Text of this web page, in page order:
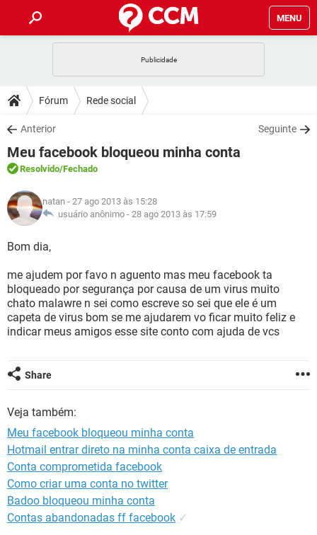
MENU
CELULAR
OUTLOOK
INSTAGRAM GMAIL
GUIA DE COMPRAS
DICAS
JOGOS
OUTLOOK
INSTAGRAM
GUIA DE COMPRAS
DOWNLOADS
JOGOS WHATSAPP
CELULAR
OUTLOOK
INSTAGRAM
GUIA DE COMPRAS
FÓRUM
JOGOS
CELULAR FACEBOOK
GUIA DE COMPRAS
GLOSSÁRIO
JOGOS
CELULAR
OUTLOOK EXCEL
INSTAGRAM
GUIA DE COMPRAS
Fórum Rede social
Anterior Seguinte
Meu facebook bloqueou minha conta
Resolvido/Fechado
natan - 27 ago 2013 às 15:28
usuário anônimo - 28 ago 2013 às 17:59
Bom dia,
me ajudem por favo n aguento mas meu facebook ta
bloqueado por segurança por causa de um virus muito
chato malawre n sei como escreve so sei que ele é um
capeta de virus bom se me ajudarem vo ficar muito feliz e
indicar meus amigos esse site conto com ajuda de vcs
Share
Veja também:
Meu facebook bloqueou minha conta
Hotmail entrar direto na minha conta caixa de entrada
Conta comprometida facebook
Como criar uma conta no twitter
Badoo bloqueou minha conta
Contas abandonadas ff facebook ✓